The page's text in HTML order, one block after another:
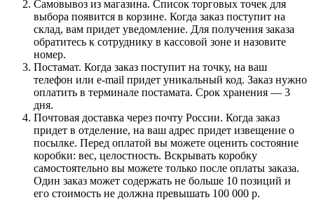
Самовывоз из магазина. Список торговых точек для
выбора появится в корзине. Когда заказ поступит на
склад, вам придет уведомление. Для получения заказа
обратитесь к сотруднику в кассовой зоне и назовите
номер.
Постамат. Когда заказ поступит на точку, на ваш
телефон или e-mail придет уникальный код. Заказ нужно
оплатить в терминале постамата. Срок хранения — 3
дня.
Почтовая доставка через почту России. Когда заказ
придет в отделение, на ваш адрес придет извещение о
посылке. Перед оплатой вы можете оценить состояние
коробки: вес, целостность. Вскрывать коробку
самостоятельно вы можете только после оплаты заказа.
Один заказ может содержать не больше 10 позиций и
его стоимость не должна превышать 100 000 р.